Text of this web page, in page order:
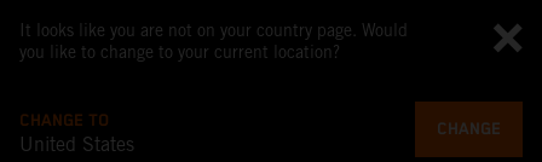
It looks like you are not on your country page. Would
you like to change to your current location?
CHANGE TO
United States
CHANGE